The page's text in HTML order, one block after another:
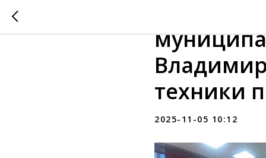
техники
2025-11-05 10:12